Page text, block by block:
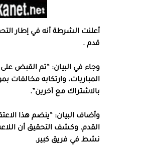
قدم .
وجاء في البيان: “تم القبض على
المباريات، وارتكابه مخالفات
بالاشتراك مع آخرين”.
وأضاف البيان: “ينضم هذا
القدم. وكشف التحقيق أن
نشط في فريق كبير.